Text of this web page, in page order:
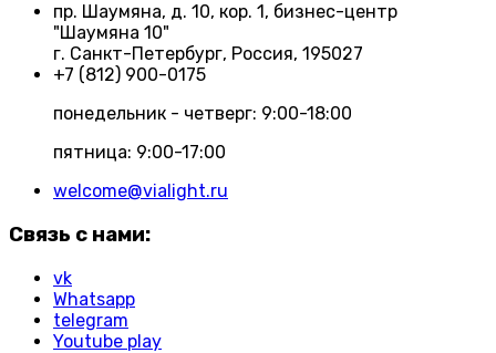
пр. Шаумяна, д. 10, кор. 1, бизнес-центр
"Шаумяна 10"
г. Санкт-Петербург, Россия, 195027
+7 (812) 900-0175
понедельник - четверг: 9:00-18:00
пятница: 9:00-17:00
welcome@vialight.ru
Связь с нами:
vk
Whatsapp
telegram
Youtube play